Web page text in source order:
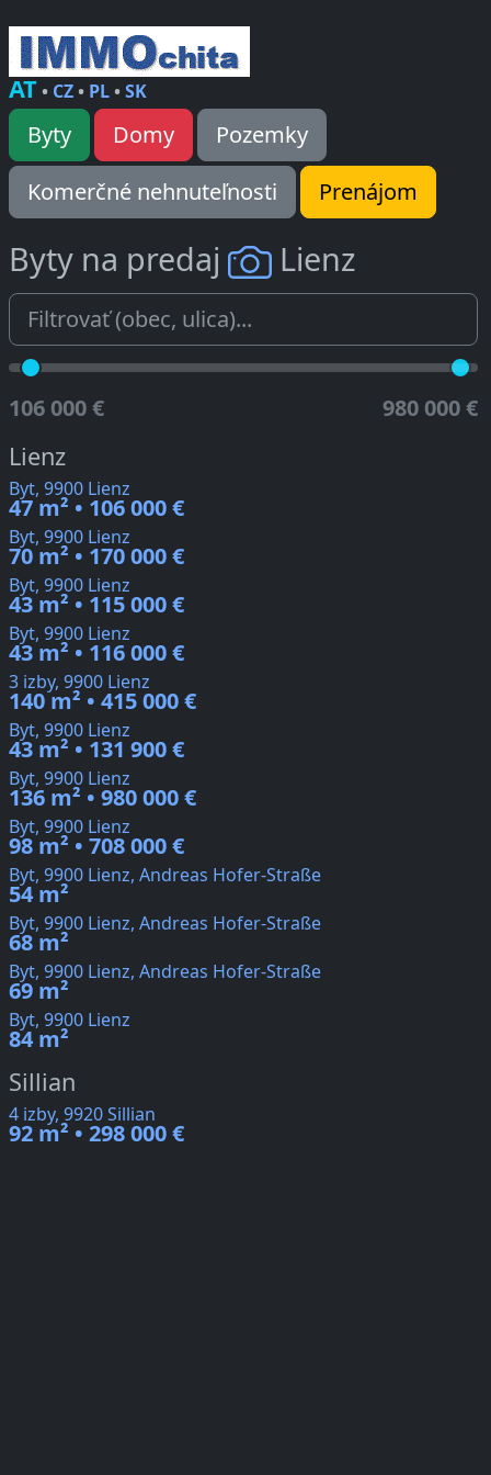
AT• CZ• PL•SK
Byty Domy
Pozemky
Komerčné nehnuteľnosti
Prenájom
Byty na predaj Lienz
106 000 € 980 000 €
Lienz
Byt, 9900 Lienz
47 m² • 106 000 €
Byt, 9900 Lienz
70 m² • 170 000 €
Byt, 9900 Lienz
43 m² • 115 000 €
Byt, 9900 Lienz
43 m² • 116 000 €
3 izby, 9900 Lienz
140 m² • 415 000 €
Byt, 9900 Lienz
43 m² • 131 900 €
Byt, 9900 Lienz
136 m² • 980 000 €
Byt, 9900 Lienz
98 m² • 708 000 €
Byt, 9900 Lienz, Andreas Hofer-Straße
54 m²
Byt, 9900 Lienz, Andreas Hofer-Straße
68 m²
Byt, 9900 Lienz, Andreas Hofer-Straße
69 m²
Byt, 9900 Lienz
84 m²
Sillian
4 izby, 9920 Sillian
92 m² • 298 000 €